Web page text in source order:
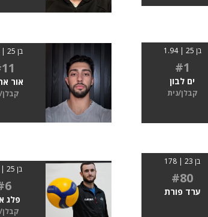
בן 25 | 1.94
#1
ים לבון
קבלן/נית
בן 25 | 1.87
אור
בן 23 | 178
#80
ערד פורת
בן 25 | 180
פלג